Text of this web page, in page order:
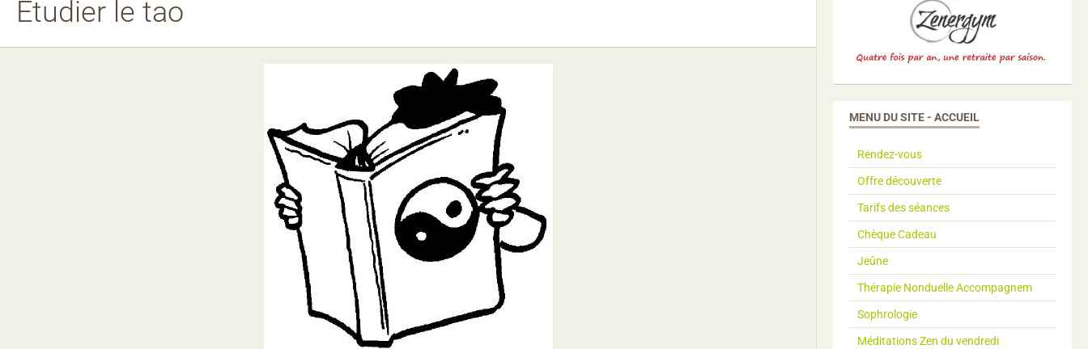
Etudier le tao
MENU DU SITE - ACCUEIL
Rendez-vous
Offre découverte
Tarifs des séances
Chèque Cadeau
Jeûne
Thérapie Nonduelle Accompagnem
Sophrologie
Méditations Zen du vendredi